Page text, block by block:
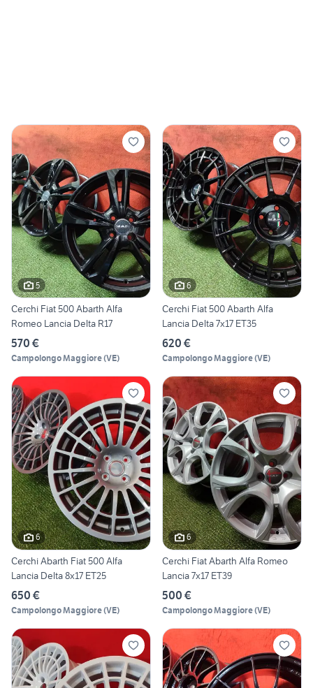
5
Cerchi Fiat 500 Abarth Alfa
Romeo Lancia Delta R17
570 €
Campolongo Maggiore(VE)
6
Cerchi Fiat 500 Abarth Alfa
Lancia Delta 7x17 ET35
620 €
Campolongo Maggiore(VE)
6
Cerchi Abarth Fiat 500 Alfa
Lancia Delta 8x17 ET25
650 €
Campolongo Maggiore(VE)
6
Cerchi Fiat Abarth Alfa Romeo
Lancia 7x17 ET39
500 €
Campolongo Maggiore(VE)